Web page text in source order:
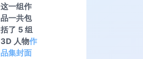
这一组作
品一共包
括了 5 组
3D 人物作
品集封面